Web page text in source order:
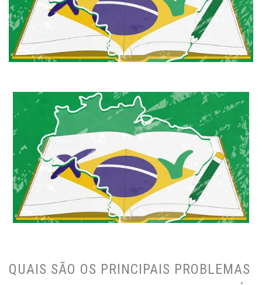
QUAIS SÃO OS PRINCIPAIS PROBLEMAS